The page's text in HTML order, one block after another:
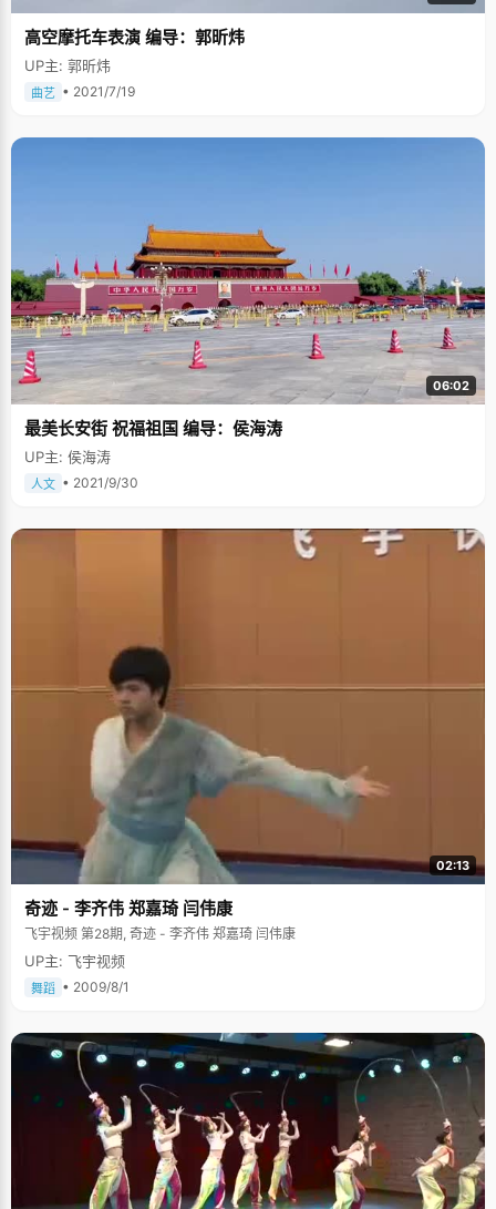
高空摩托车表演 编导：郭昕炜
UP主: 郭昕炜
曲艺 • 2021/7/19
06:02
最美长安街 祝福祖国 编导：侯海涛
UP主: 侯海涛
人文 • 2021/9/30
02:13
奇迹 - 李齐伟 郑嘉琦 闫伟康
飞宇视频 第28期, 奇迹 - 李齐伟 郑嘉琦 闫伟康
UP主: 飞宇视频
舞蹈 • 2009/8/1